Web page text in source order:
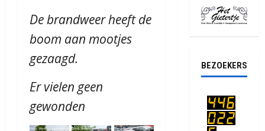
De brandweer heeft de
boom aan mootjes
gezaagd.
Er vielen geen
gewonden
BEZOEKERS